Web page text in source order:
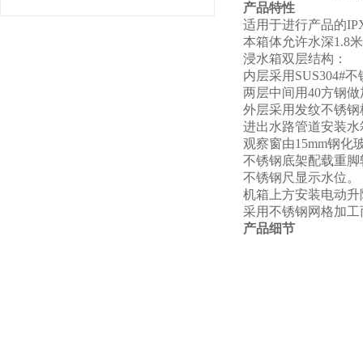
产品特性
适用于进行产品的
本箱体允许水深1.8
浸水箱双层结构：
内层采用SUS304#
两层中间用40方钢
外层采用发纹不锈
进出水路管道安装
观察窗由15mm钢化
不锈钢底架配载重
不锈钢尺显示水位。
机箱上方安装电动
采用不锈钢网格加工
产品细节